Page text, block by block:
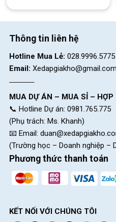
Thông tin liên hệ
Hotline Mua Lẻ: 028.9996.5775
Email: Xedapgiakho@gmail.com
MUA DỰ ÁN – MUA SỈ – HỢP
📞 Hotline Dự án: 0981.765.775
(Phụ trách: Ms. Khanh)
📧 Email:
(Trường học – Doanh nghiệp –
Phương thức thanh toán
KẾT NỐI VỚI CHÚNG TÔI